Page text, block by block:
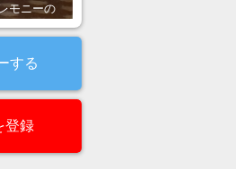
モニーの
する
登録